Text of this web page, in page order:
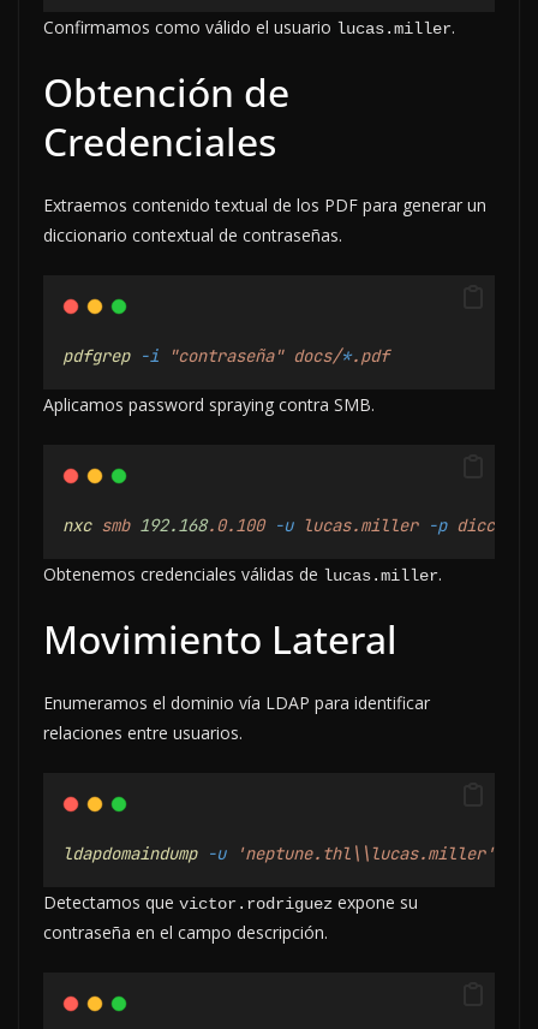
Confirmamos como válido el usuario lucas.miller.
Obtención de
Credenciales
Extraemos contenido textual de los PDF para generar un
diccionario contextual de contraseñas.
pdfgrep -i "contraseña" docs/*.pdf
Aplicamos password spraying contra SMB.
nxc smb 192.168.0.100 -u lucas.miller -p
Obtenemos credenciales válidas de lucas.miller.
Movimiento Lateral
Enumeramos el dominio vía LDAP para identificar
relaciones entre usuarios.
ldapdomaindump -u 'neptune.thl\\lucas.miller'
Detectamos que victor.rodriguez expone su
contraseña en el campo descripción.